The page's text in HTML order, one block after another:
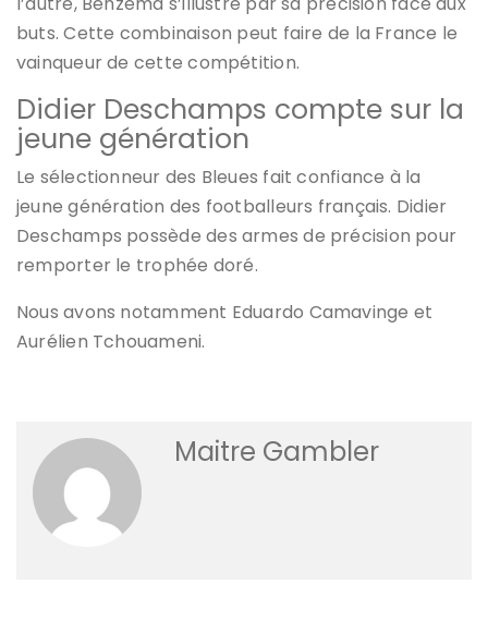
buts. Cette combinaison peut faire de la France le
vainqueur de cette compétition.
Didier Deschamps compte sur la
jeune génération
Le sélectionneur des Bleues fait confiance à la
jeune génération des footballeurs français. Didier
Deschamps possède des armes de précision pour
remporter le trophée doré.
Nous avons notamment Eduardo Camavinge et
Aurélien Tchouameni.
Maitre Gambler